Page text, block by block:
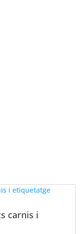
carnis i